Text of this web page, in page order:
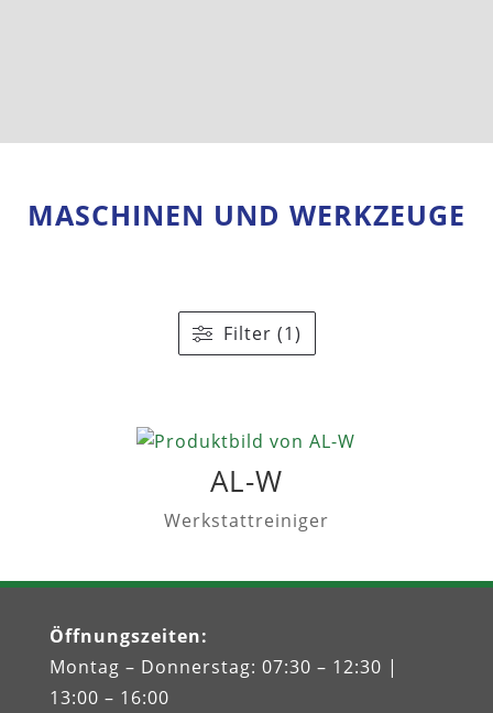
MASCHINEN UND WERKZEUGE
Filter (1)
AL-W
Werkstattreiniger
Öffnungszeiten:
Montag – Donnerstag: 07:30 – 12:30 |
13:00 – 16:00